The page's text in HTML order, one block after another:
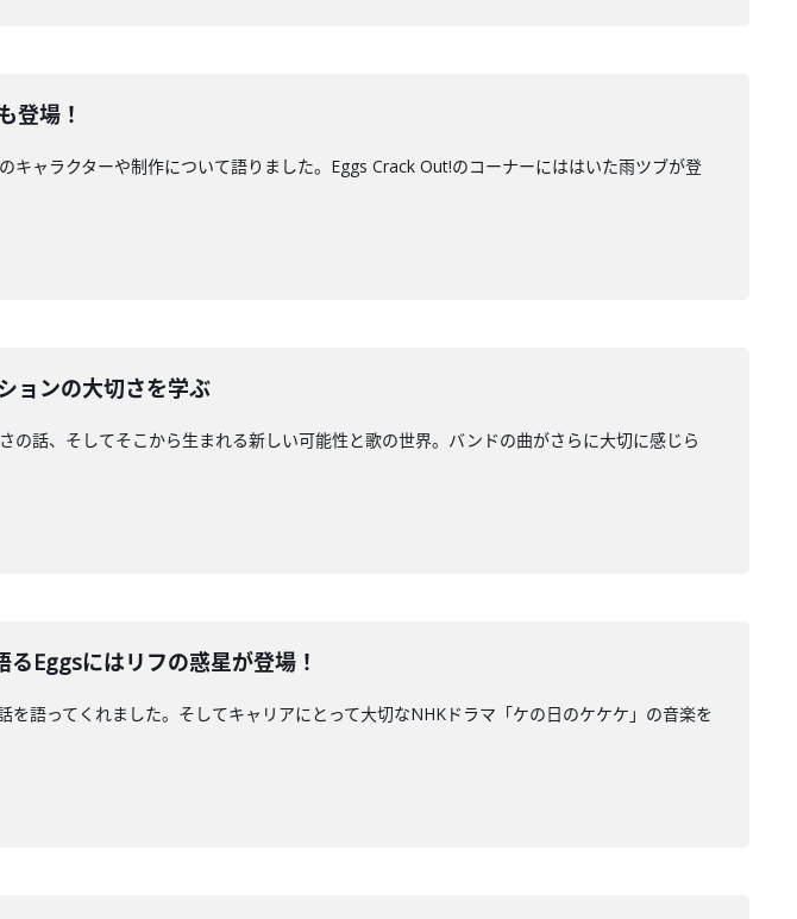
登場！
ャラクターや制作について語りました。Eggs Crack Out!のコーナーにははいた雨ツブが登
ョンの大切さを学ぶ
話、そしてそこから生まれる新しい可能性と歌の世界。バンドの曲がさらに大切に感じら
Eggsにはリフの惑星が登場！
語ってくれました。そしてキャリアにとって大切なNHKドラマ「ケの日のケケケ」の音楽を